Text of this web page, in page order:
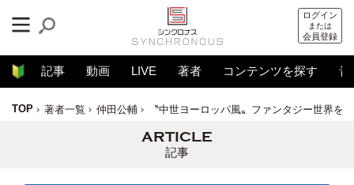
ログイン
または
会員登録
記事 動画 LIVE 著者 コンテンツを探す 音
TOP 著者一覧 仲田公輔 〝中世ヨーロッパ風〟ファンタジー世界を
記事